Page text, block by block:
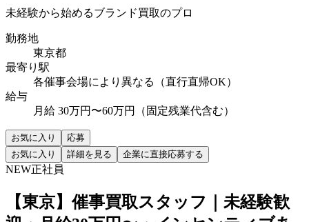
未経験から始めるブランド買取のプロ
勤務地
東京都
最寄り駅
各催事会場により異なる（直行直帰OK）
給与
月給 30万円〜60万円（固定残業代含む）
お気に入り
応募
お気に入り
詳細を見る 企業に直接応募する
NEW正社員
【東京】催事買取スタッフ｜未経験歓